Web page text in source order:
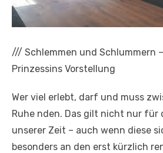
/// Schlemmen und Schlummern
Prinzessins Vorstellung
Wer viel erlebt, darf und muss
Ruhe nden. Das gilt nicht nur für
unserer Zeit – auch wenn diese
besonders an den erst kürzlich